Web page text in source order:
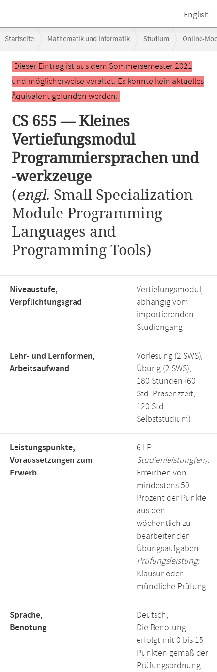
English
Navigation
Startseite Mathematik und Informatik Studium Online-
CS 655 — Kleines Vertiefungsmodul Programmiersprachen und -
Hauptinhalt
Dieser Eintrag ist aus dem Sommersemester 2021
und möglicherweise veraltet. Es konnte kein aktuelles
Äquivalent gefunden werden.
CS 655 — Kleines
Vertiefungsmodul
Programmiersprachen und
-werkzeuge
(engl. Small Specialization
Module Programming
Languages and
Programming Tools)
Niveaustufe,
Verpflichtungsgrad
Vertiefungsmodul,
abhängig vom
importierenden
Studiengang
Lehr- und Lernformen,
Arbeitsaufwand
Vorlesung (2 SWS),
Übung (2 SWS),
180 Stunden (60
Std. Präsenzzeit,
120 Std.
Selbststudium)
Leistungspunkte,
Voraussetzungen zum
Erwerb
6 LP
Studienleistung(en):
Erreichen von
mindestens 50
Prozent der Punkte
aus den
wöchentlich zu
bearbeitenden
Übungsaufgaben.
Prüfungsleistung:
Klausur oder
mündliche Prüfung
Sprache,
Benotung
Deutsch,
Die Benotung
erfolgt mit 0 bis 15
Punkten gemäß der
Prüfungsordnung